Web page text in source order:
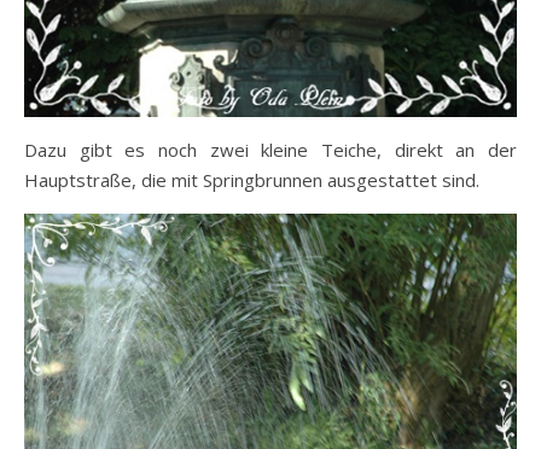
Dazu gibt es noch zwei kleine Teiche, direkt an der
Hauptstraße, die mit Springbrunnen ausgestattet sind.